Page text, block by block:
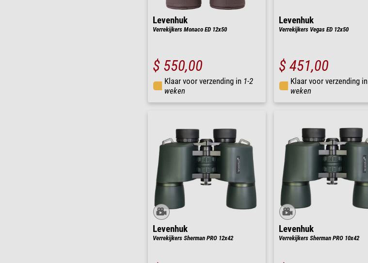
Levenhuk
Verrekijkers Monaco ED 12x50
$ 550,00
Klaar voor verzending in 1-2
weken
Levenhuk
Verrekijkers Vegas ED 12x50
$ 451,00
Klaar voor verzending in
weken
Levenhuk
Verrekijkers Sherman PRO 12x42
Levenhuk
Verrekijkers Sherman PRO 10x42